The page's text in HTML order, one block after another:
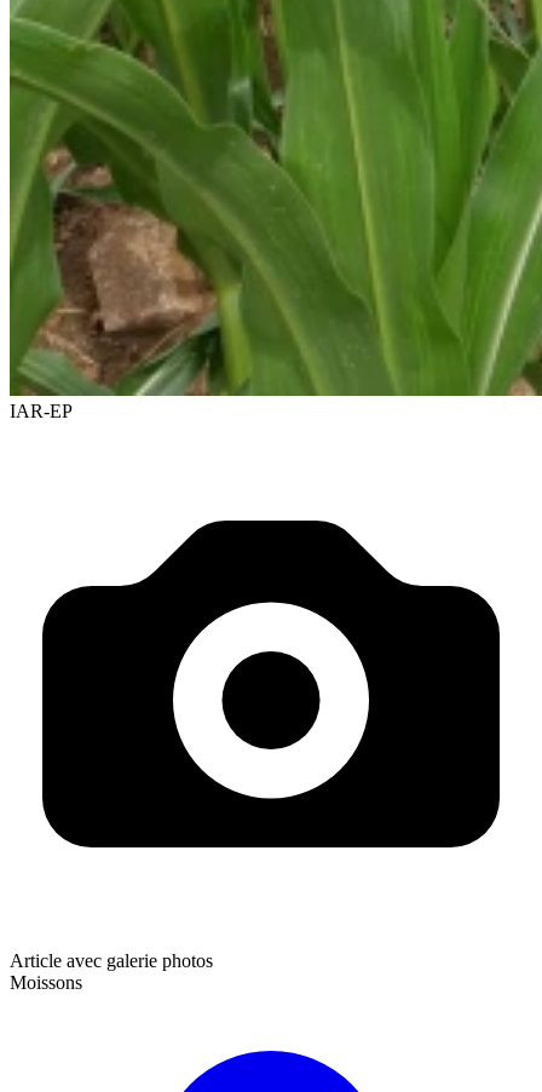
IAR-EP
Article avec galerie photos
Moissons